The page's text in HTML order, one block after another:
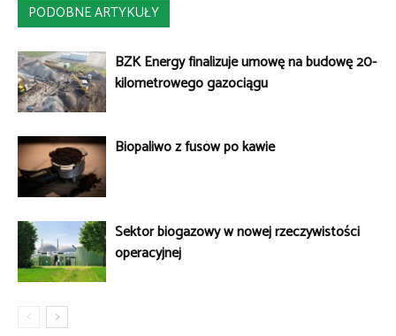
PODOBNE ARTYKUŁY
BZK Energy finalizuje umowę na budowę 20-
kilometrowego gazociągu
Biopaliwo z fusów po kawie
Sektor biogazowy w nowej rzeczywistości
operacyjnej